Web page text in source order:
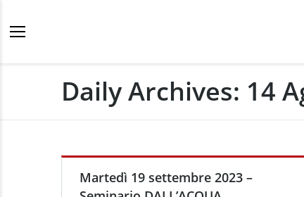
Daily Archives: 14
Martedì 19 settembre 2023 –